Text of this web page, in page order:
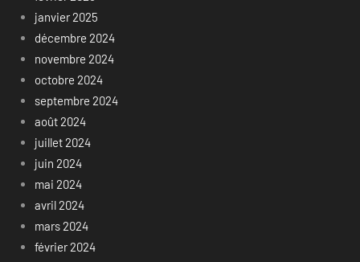
janvier 2025
décembre 2024
novembre 2024
octobre 2024
septembre 2024
août 2024
juillet 2024
juin 2024
mai 2024
avril 2024
mars 2024
février 2024